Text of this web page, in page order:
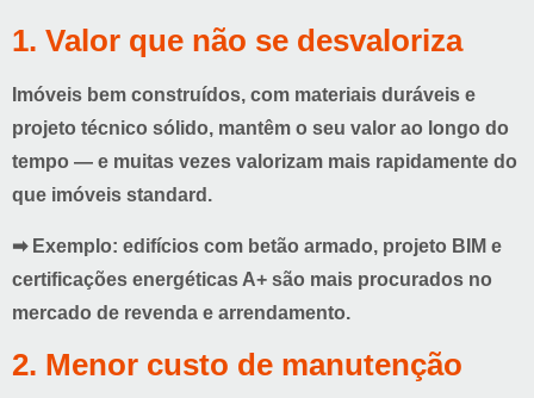
1. Valor que não se desvaloriza
Imóveis bem construídos, com materiais duráveis e
projeto técnico sólido, mantêm o seu valor ao longo do
tempo — e muitas vezes valorizam mais rapidamente do
que imóveis standard.
➡ Exemplo: edifícios com betão armado, projeto BIM e
certificações energéticas A+ são mais procurados no
mercado de revenda e arrendamento.
2. Menor custo de manutenção